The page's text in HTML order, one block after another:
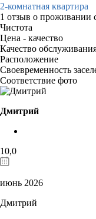
2-комнатная квартира
1 отзыв о проживании
Чистота
Цена - качество
Качество
Расположение
Своевременность
Соответствие фото
Дмитрий
10,0
июнь 2026
Дмитрий